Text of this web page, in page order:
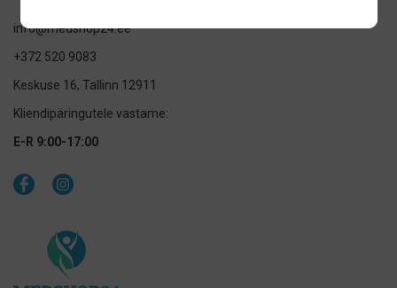
info@medshop24.ee
+372 520 9083
Keskuse 16, Tallinn 12911
Kliendipäringutele vastame:
E-R 9:00-17:00